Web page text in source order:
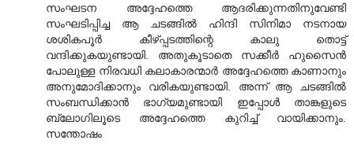
സംഘടന അദ്ദേഹത്തെ ആദരിക്കുന്നതിനുവേണ്ടി
സംഘടിപ്പിച്ച ആ ചടങ്ങില്‍ ഹിന്ദി സിനിമാ നടനായ
ശശികപൂര്‍ കീഴ്പ്പടത്തിന്റെ കാലു തൊട്ട്
വന്ദിക്കുകയുണ്ടായി. അതുകൂടാതെ സക്കീര്‍ ഹുസൈന്‍
പോലുള്ള നിരവധി കലാകാരന്മാര്‍ അദ്ദേഹത്തെ കാണാനും
അനുമോദിക്കാനും വരികയുണ്ടായി. അന്ന് ആ ചടങ്ങില്‍
സംബന്ധിക്കാന്‍ ഭാഗ്യമുണ്ടായി ഇപ്പോള്‍ താങ്കളുടെ
ബ്ലോഗിലൂടെ അദ്ദേഹത്തെ കുറിച്ച് വായിക്കാനും.
സന്തോഷം